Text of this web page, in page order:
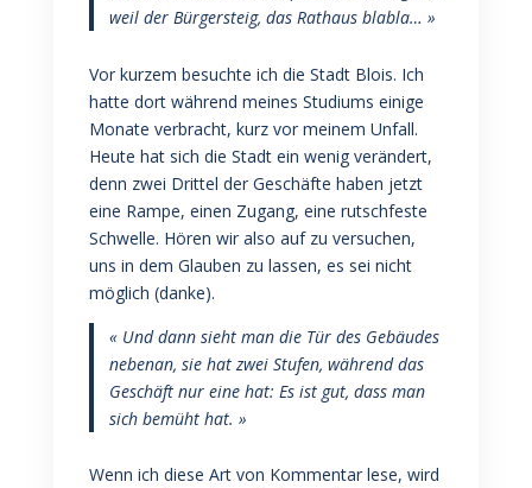
weil der Bürgersteig, das Rathaus blabla… »
Vor kurzem besuchte ich die Stadt Blois. Ich
hatte dort während meines Studiums einige
Monate verbracht, kurz vor meinem Unfall.
Heute hat sich die Stadt ein wenig verändert,
denn zwei Drittel der Geschäfte haben jetzt
eine Rampe, einen Zugang, eine rutschfeste
Schwelle. Hören wir also auf zu versuchen,
uns in dem Glauben zu lassen, es sei nicht
möglich (danke).
« Und dann sieht man die Tür des Gebäudes
nebenan, sie hat zwei Stufen, während das
Geschäft nur eine hat: Es ist gut, dass man
sich bemüht hat. »
Wenn ich diese Art von Kommentar lese, wird